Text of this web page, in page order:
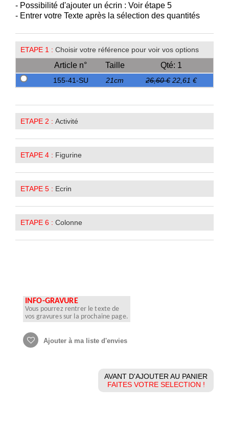
- Possibilité d'ajouter un écrin : Voir étape 5
- Entrer votre Texte après la sélection des quantités
ETAPE 1 : Choisir votre référence pour voir vos options
Article n° Taille Qté: 1
155-41-SU 21cm 26,60 € 22,61 €
ETAPE 2 : Activité
ETAPE 4 : Figurine
ETAPE 5 : Ecrin
ETAPE 6 : Colonne
INFO-GRAVURE
Vous pourrez rentrer le texte de
vos gravures sur la prochaine page.
Ajouter à ma liste d'envies
AVANT D'AJOUTER AU PANIER
FAITES VOTRE SELECTION !